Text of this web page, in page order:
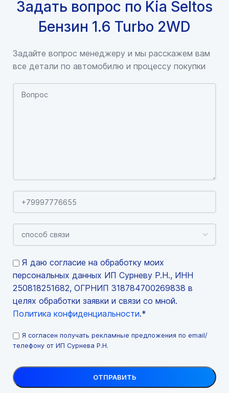
Задать вопрос по Kia Seltos
Бензин 1.6 Turbo 2WD
Задайте вопрос менеджеру и мы расскажем вам
все детали по автомобилю и процессу покупки
Я даю согласие на обработку моих
персональных данных ИП Сурневу Р.Н., ИНН
250818251682, ОГРНИП 318784700269838 в
целях обработки заявки и связи со мной.
Политика конфиденциальности.*
Я согласен получать рекламные предложения по email/
телефону от ИП Сурнева Р.Н.